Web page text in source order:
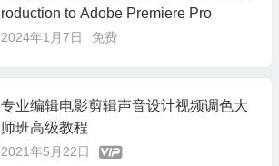
roduction to Adobe Premiere Pro
2024年1月7日 免费
专业编辑电影剪辑声音设计视频调色大
师班高级教程
2021年5月22日